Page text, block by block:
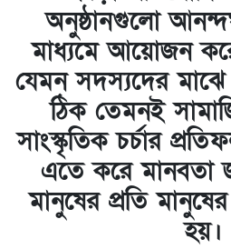
অনুষ্ঠানগুলো
মাধ্যমে আয়োজন
যেমন সদস্যদের মাঝে
ঠিক তেমনই
সাংস্কৃতিক চর্চার
এতে করে মানবতা
মানুষের প্রতি
হয়।